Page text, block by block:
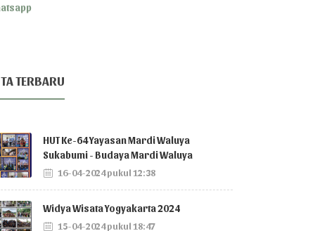
TERBARU
HUT Ke-64 Yayasan Mardi Waluya
Sukabumi - Budaya Mardi Waluya
16-04-2024 pukul 12:38
Widya Wisata Yogyakarta 2024
15-04-2024 pukul 18:47